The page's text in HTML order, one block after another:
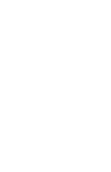
«No ha
que es el